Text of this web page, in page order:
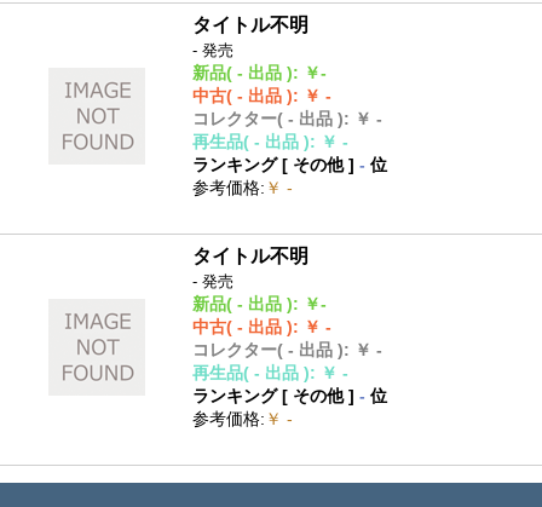
タイトル不明
- 発売
新品( - 出品 ): ￥-
中古( - 出品 ): ￥ -
コレクター( - 出品 ): ￥ -
再生品( - 出品 ): ￥ -
ランキング [ その他]- 位
参考価格: ￥ -
タイトル不明
- 発売
新品( - 出品 ): ￥-
中古( - 出品 ): ￥ -
コレクター( - 出品 ): ￥ -
再生品( - 出品 ): ￥ -
ランキング [ その他]- 位
参考価格: ￥ -